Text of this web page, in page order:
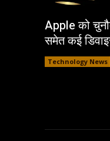
Apple को
समेत कई
Technology News